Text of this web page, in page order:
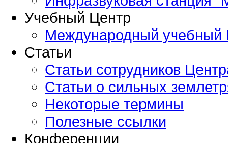
Учебный Центр
Международный
Статьи
Статьи сотрудников
Статьи о сильных
Некоторые термины
Полезные ссылки
Конференции